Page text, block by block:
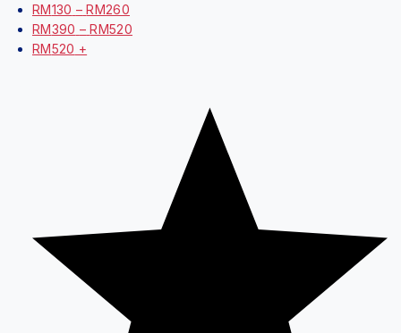
RM130 – RM260
RM390 – RM520
RM520 +